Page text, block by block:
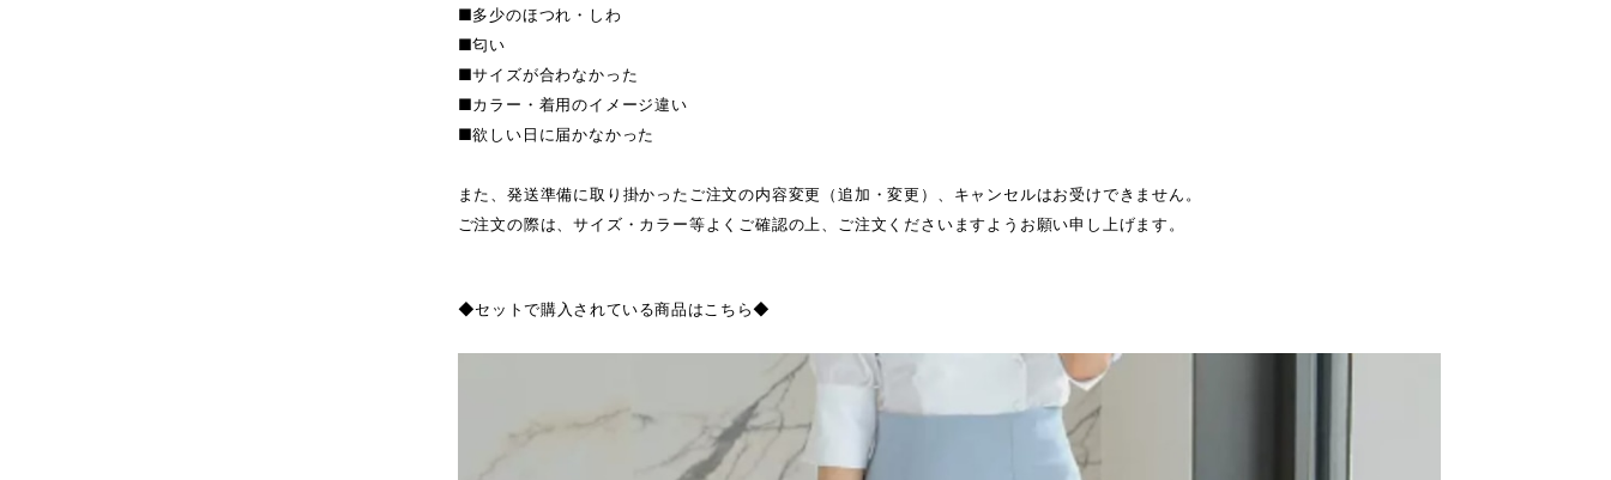
■多少のほつれ・しわ
■匂い
■サイズが合わなかった
■カラー・着用のイメージ違い
■欲しい日に届かなかった
また、発送準備に取り掛かったご注文の内容変更（追加・変更）、キャンセルはお受けできません。
ご注文の際は、サイズ・カラー等よくご確認の上、ご注文くださいますようお願い申し上げます。
◆セットで購入されている商品はこちら◆